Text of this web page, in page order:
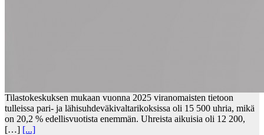
Tilastokeskuksen mukaan vuonna 2025 viranomaisten tietoon
tulleissa pari- ja lähisuhdeväkivaltarikoksissa oli 15 500 uhria, mikä
on 20,2 % edellisvuotista enemmän. Uhreista aikuisia oli 12 200,
[…] [...]